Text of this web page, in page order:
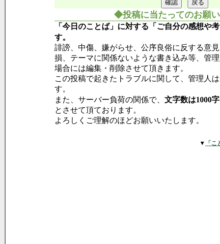
◆投稿に当たってのお願
「今日のことば」に対する「ご自分の感想や
す。
誹謗、中傷、嫌がらせ、公序良俗に反する意
損、テーマに関係ないような書き込み等、管
場合には編集・削除させて頂きます。
この投稿で起きたトラブルに関して、管理人
す。
また、サーバー負荷の関係で、 文字数は1000
とさせて頂ております。
よろしくご理解のほどお願いいたします。
▼ 「